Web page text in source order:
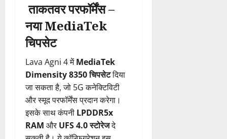
ताकतवर परफॉर्मेंस –
नया MediaTek
चिपसेट
Lava Agni 4 मेंMediaTek
Dimensity 8350 चिपसेटदिया
जा सकता है, जो 5G कनेक्टिविटी
और स्मूद परफॉर्मेंस प्रदान करेगा।
इसके साथ कंपनी LPDDR5x
RAM और UFS 4.0 स्टोरेजदे